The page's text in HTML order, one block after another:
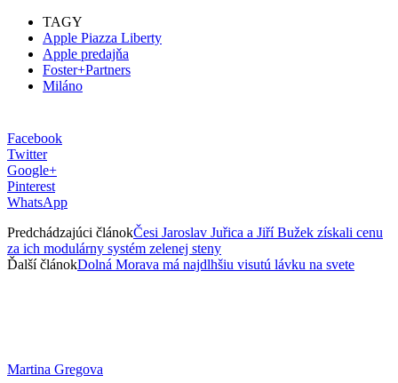
TAGY
Apple Piazza Liberty
Apple predajňa
Foster+Partners
Miláno
Facebook
Twitter
Google+
Pinterest
WhatsApp
Predchádzajúci článokČesi Jaroslav Juřica a Jiří Bužek získali cenu
za ich modulárny systém zelenej steny
Ďalší článokDolná Morava má najdlhšiu visutú lávku na svete
Martina Gregova